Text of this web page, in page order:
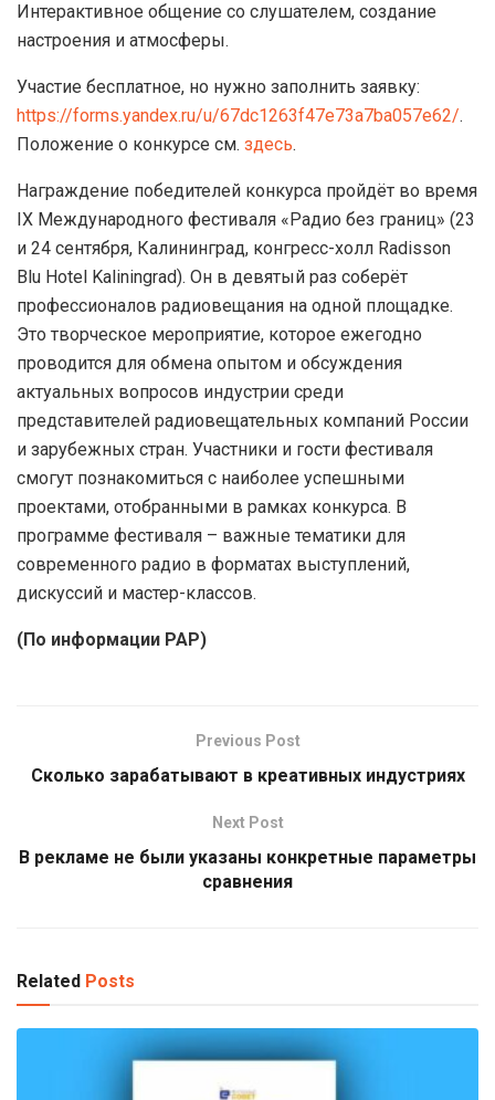
Интерактивное общение со слушателем, создание
настроения и атмосферы.
Участие бесплатное, но нужно заполнить заявку:
https://forms.yandex.ru/u/67dc1263f47e73a7ba057e62/.
Положение о конкурсе см. здесь.
Награждение победителей конкурса пройдёт во время
IX Международного фестиваля «Радио без границ» (23
и 24 сентября, Калининград, конгресс-холл Radisson
Blu Hotel Kaliningrad). Он в девятый раз соберёт
профессионалов радиовещания на одной площадке.
Это творческое мероприятие, которое ежегодно
проводится для обмена опытом и обсуждения
актуальных вопросов индустрии среди
представителей радиовещательных компаний России
и зарубежных стран. Участники и гости фестиваля
смогут познакомиться с наиболее успешными
проектами, отобранными в рамках конкурса. В
программе фестиваля – важные тематики для
современного радио в форматах выступлений,
дискуссий и мастер-классов.
(По информации РАР)
Previous Post
Сколько зарабатывают в креативных индустриях
Next Post
В рекламе не были указаны конкретные параметры
сравнения
Related Posts